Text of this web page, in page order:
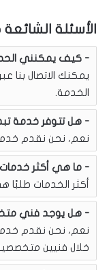
الأسئلة
كيف يمكنني
يمكنك الاتصال بنا
الخدمة.
هل تتوفر خدمة
نعم، نحن نقدم خدمة
ما هي أكثر
أكثر الخدمات طلبًا
هل يوجد فني
نعم، نحن نقدم
خلال فنيين